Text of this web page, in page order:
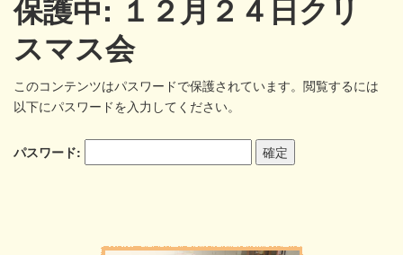
保護中: １２月２４日クリ
スマス会
このコンテンツはパスワードで保護されています。閲覧するには
以下にパスワードを入力してください。
パスワード: